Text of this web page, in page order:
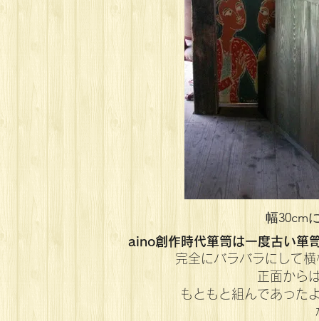
幅30cm
aino創作時代箪笥は一度古い箪
完全にバラバラにして
正面から
もともと組んであった